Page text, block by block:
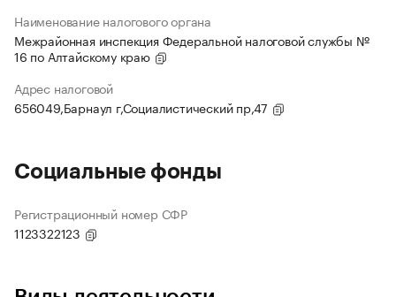
Наименование налогового органа
Межрайонная инспекция Федеральной налоговой службы №
16 по Алтайскому краю
Адрес налоговой
656049,Барнаул г,Социалистический пр,47
Социальные фонды
Регистрационный номер СФР
1123322123